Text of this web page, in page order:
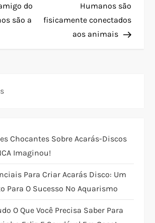
do
são a
Post
Humanos são
fisicamente conectados
aos animais
Chocantes Sobre Acarás-Discos
Imaginou!
Para Criar Acarás Disco: Um
Para O Sucesso No Aquarismo
O Que Você Precisa Saber Para